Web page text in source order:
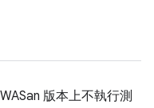
版本上不執行測